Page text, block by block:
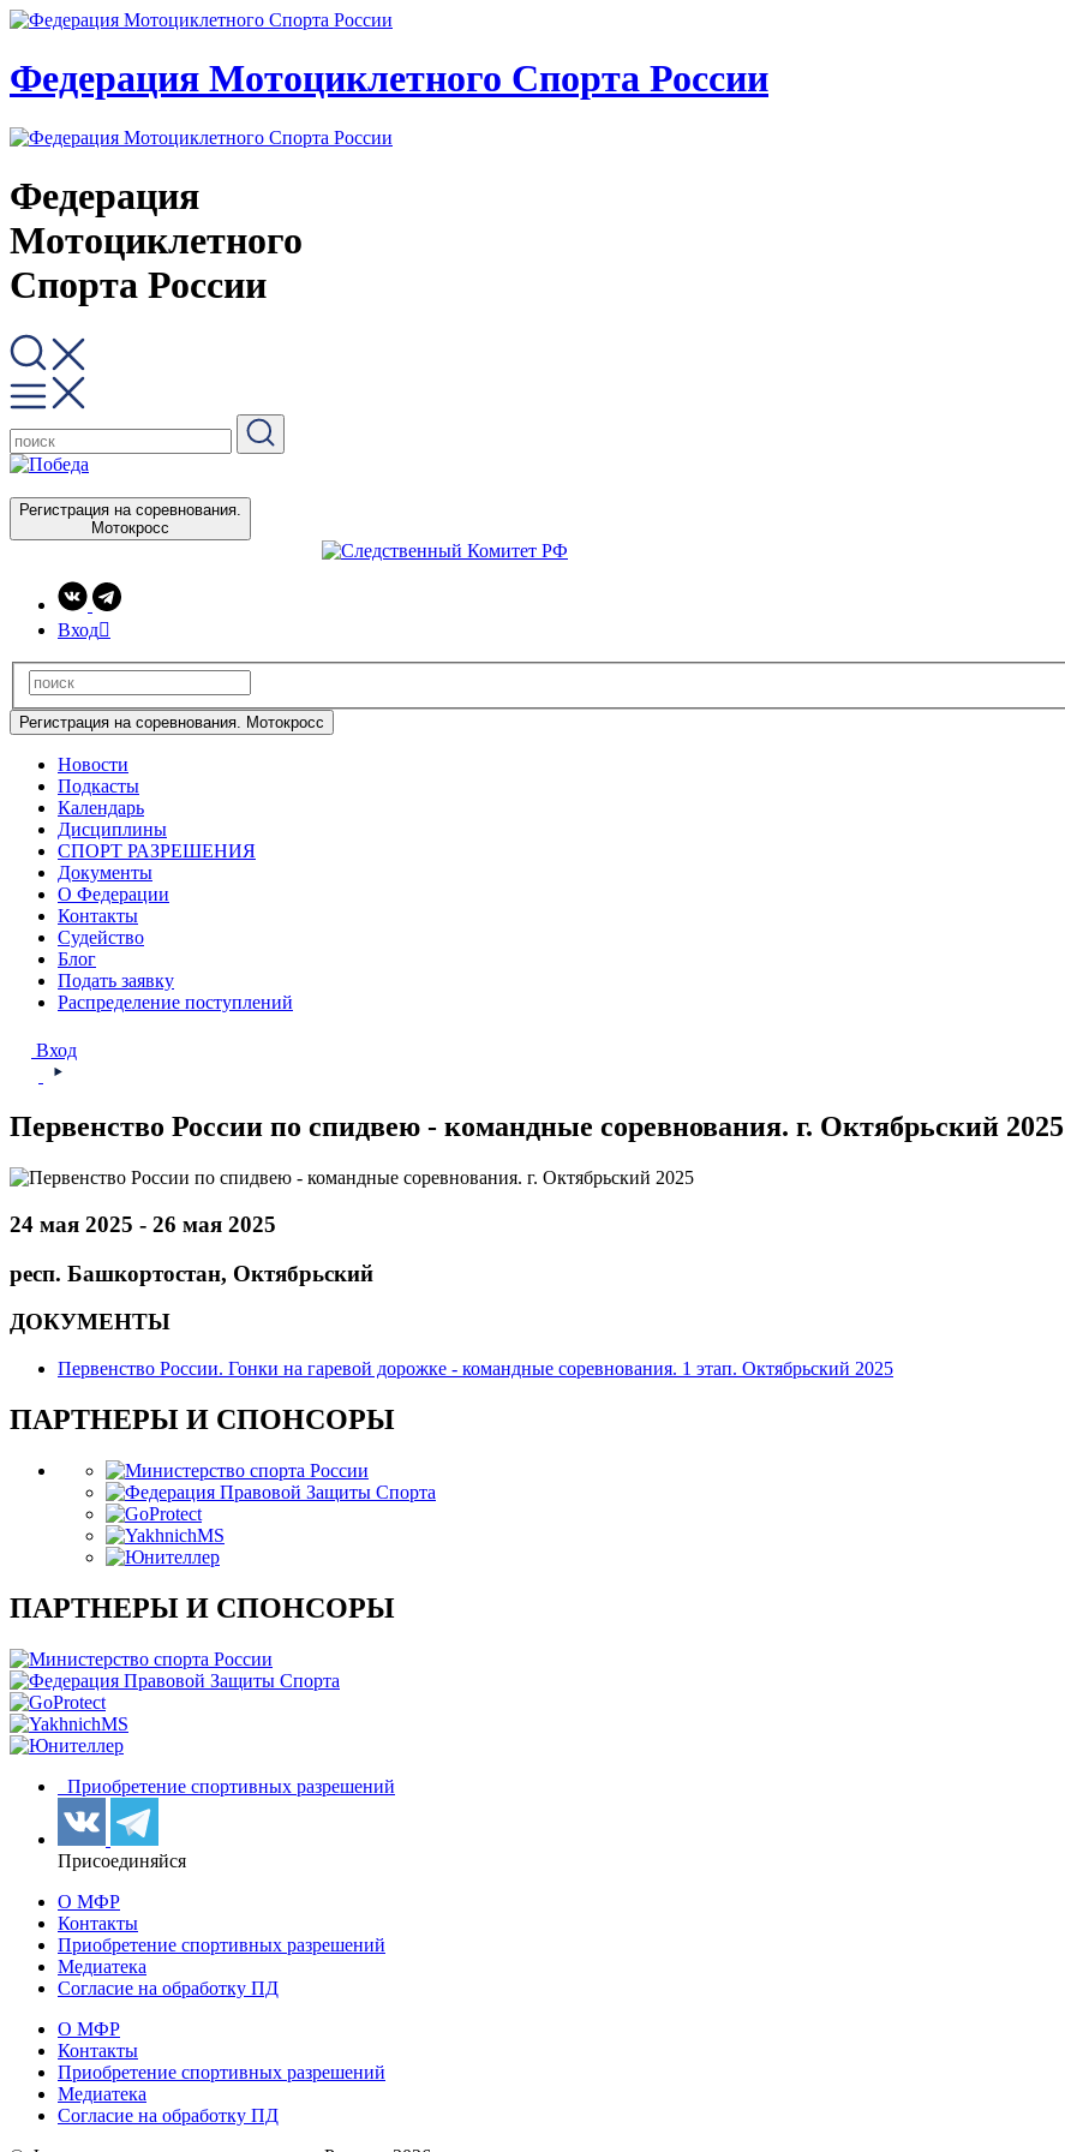
Федерация Мотоциклетного Спорта России
Федерация
Мотоциклетного
Спорта России
Регистрация на соревнования.
Мотокросс
Вход
Регистрация на соревнования. Мотокросс
Новости
Подкасты
Календарь
Дисциплины
СПОРТ РАЗРЕШЕНИЯ
Документы
О Федерации
Контакты
Судейство
Блог
Подать заявку
Распределение поступлений
Вход
Первенство России по спидвею - командные соревнования. г. Октябрьский 2025
24 мая 2025 - 26 мая 2025
респ. Башкортостан, Октябрьский
ДОКУМЕНТЫ
Первенство России. Гонки на гаревой дорожке - командные соревнования. 1 этап. Октябрьский 2025
ПАРТНЕРЫ И СПОНСОРЫ
ПАРТНЕРЫ И СПОНСОРЫ
Приобретение спортивных разрешений
Присоединяйся
О МФР
Контакты
Приобретение спортивных разрешений
Медиатека
Согласие на обработку ПД
О МФР
Контакты
Приобретение спортивных разрешений
Медиатека
Согласие на обработку ПД